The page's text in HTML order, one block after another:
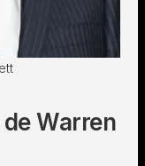
Warren